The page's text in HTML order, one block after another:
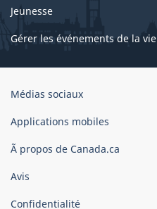
Jeunesse
Gérer les événements de la vie
Organisation
gouvernement
Canada
Médias sociaux
Applications mobiles
Ã propos de Canada.ca
Avis
Confidentialité